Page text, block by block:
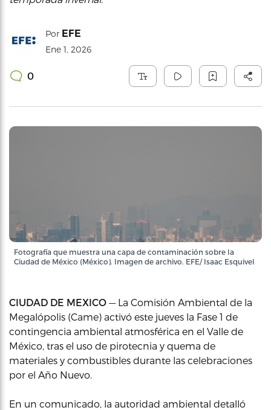
Por EFE
Ene 1, 2026
0
Fotografía que muestra una capa de contaminación sobre la
Ciudad de México (México). Imagen de archivo. EFE/ Isaac Esquivel
CIUDAD DE MEXICO — La Comisión Ambiental de la
Megalópolis (Came) activó este jueves la Fase 1 de
contingencia ambiental atmosférica en el Valle de
México, tras el uso de pirotecnia y quema de
materiales y combustibles durante las celebraciones
por el Año Nuevo.
En un comunicado, la autoridad ambiental detalló